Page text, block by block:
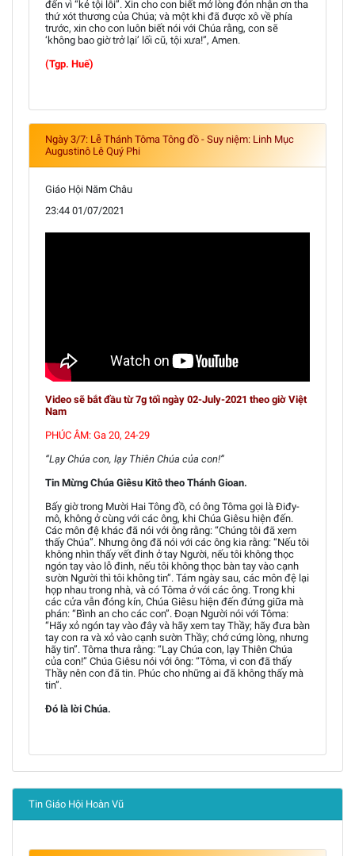
đến vì “kẻ tội lỗi”. Xin cho con biết mở lòng đón nhận ơn tha
thứ xót thương của Chúa; và một khi đã được xô về phía
trước, xin cho con luôn biết nói với Chúa rằng, con sẽ
‘không bao giờ trở lại’ lối cũ, tội xưa!”, Amen.
(Tgp. Huế)
Ngày 3/7: Lễ Thánh Tôma Tông đồ - Suy niệm: Linh Mục
Augustinô Lê Quý Phi
Giáo Hội Năm Châu
23:44 01/07/2021
Video sẽ bắt đầu từ 7g tối ngày 02-July-2021 theo giờ Việt
Nam
PHÚC ÂM: Ga 20, 24-29
“Lạy Chúa con, lạy Thiên Chúa của con!”
Tin Mừng Chúa Giêsu Kitô theo Thánh Gioan.
Bấy giờ trong Mười Hai Tông đồ, có ông Tôma gọi là Điđy-
mô, không ở cùng với các ông, khi Chúa Giêsu hiện đến.
Các môn đệ khác đã nói với ông rằng: “Chúng tôi đã xem
thấy Chúa”. Nhưng ông đã nói với các ông kia rằng: “Nếu tôi
không nhìn thấy vết đinh ở tay Người, nếu tôi không thọc
ngón tay vào lỗ đinh, nếu tôi không thọc bàn tay vào cạnh
sườn Người thì tôi không tin”. Tám ngày sau, các môn đệ lại
họp nhau trong nhà, và có Tôma ở với các ông. Trong khi
các cửa vẫn đóng kín, Chúa Giêsu hiện đến đứng giữa mà
phán: “Bình an cho các con”. Đoạn Người nói với Tôma:
“Hãy xỏ ngón tay vào đây và hãy xem tay Thầy; hãy đưa bàn
tay con ra và xỏ vào cạnh sườn Thầy; chớ cứng lòng, nhưng
hãy tin”. Tôma thưa rằng: “Lạy Chúa con, lạy Thiên Chúa
của con!” Chúa Giêsu nói với ông: “Tôma, vì con đã thấy
Thầy nên con đã tin. Phúc cho những ai đã không thấy mà
tin”.
Đó là lời Chúa.
Tin Giáo Hội Hoàn Vũ